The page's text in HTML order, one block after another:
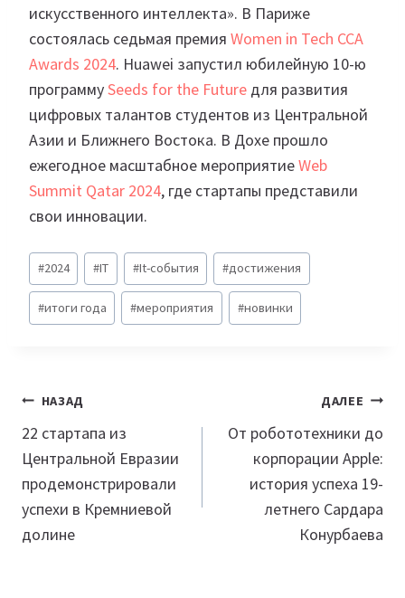
искусственного интеллекта». В Париже
состоялась седьмая премия Women in Tech CCA
Awards 2024. Huawei запустил юбилейную 10-ю
программуSeeds for the Future для развития
цифровых талантов студентов из Центральной
Азии и Ближнего Востока. В Дохе прошло
ежегодное масштабное мероприятиеWeb
Summit Qatar 2024, где стартапы представили
свои инновации.
Метки
записи:
#2024 #IT #It-события #достижения
#итоги года #мероприятия #новинки
Навигация
по
записям
НАЗАД
22 стартапа из
Центральной Евразии
продемонстрировали
успехи в Кремниевой
долине
ДАЛЕЕ
От робототехники до
корпорации Apple:
история успеха 19-
летнего Сардара
Конурбаева